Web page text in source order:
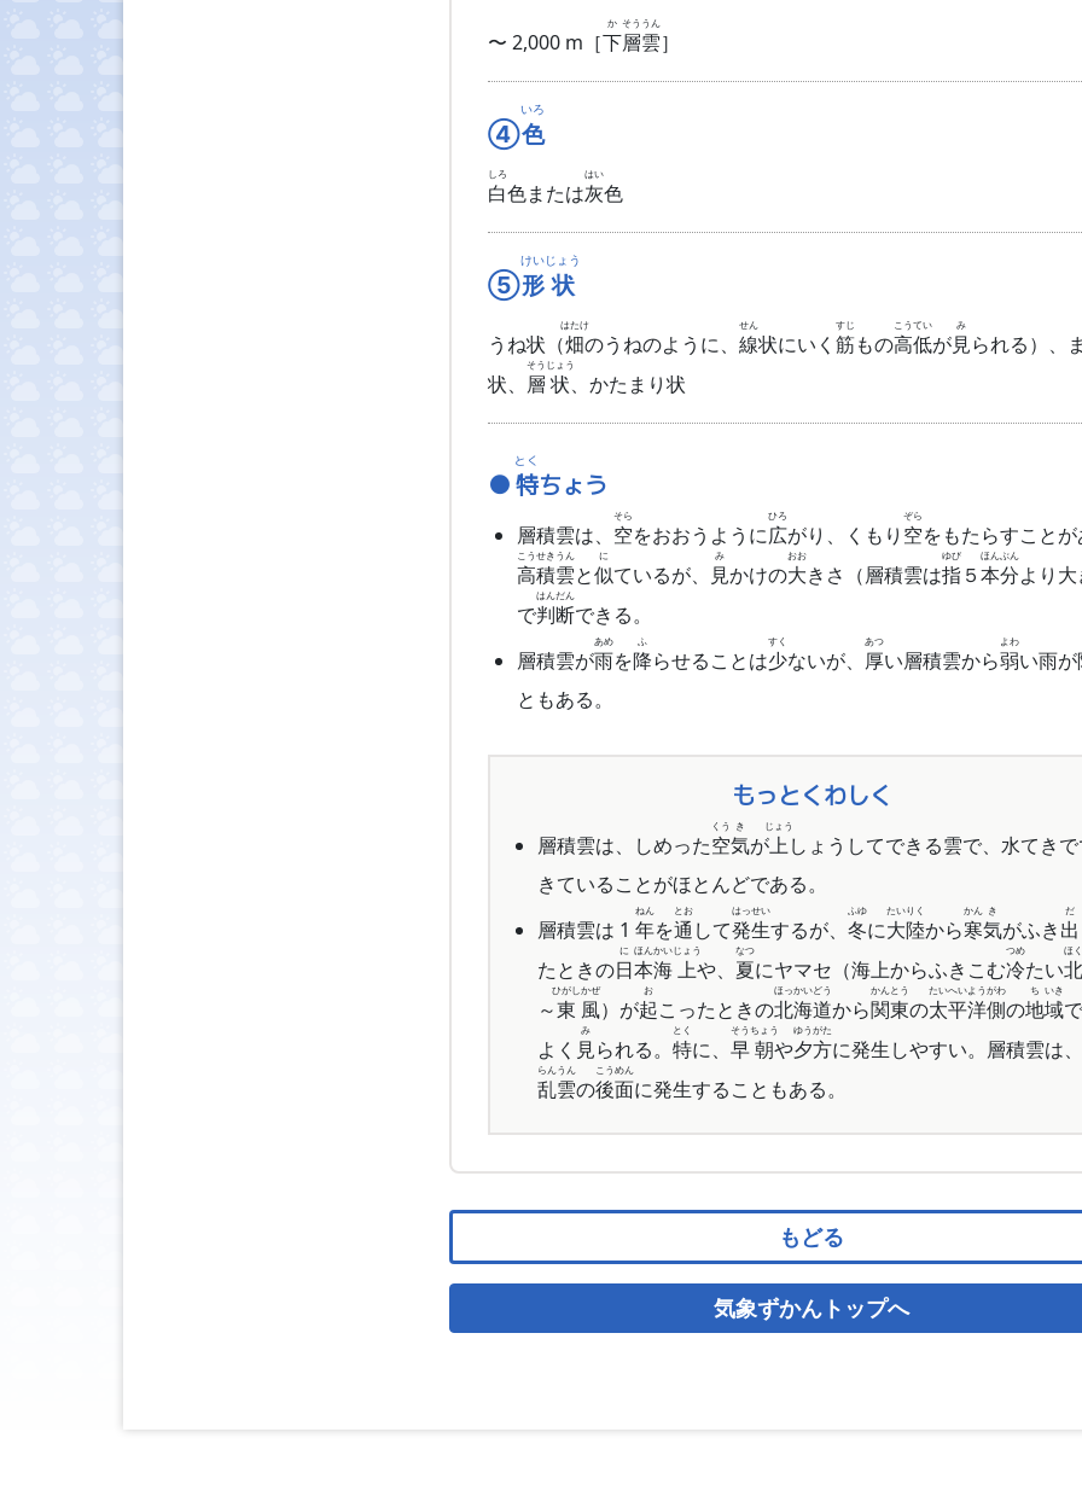
〜 2,000 m［下
か
層
そう
雲
うん
］
④色
いろ
白
しろ
色または灰
はい
色
⑤形
けい
状
じょう
うね状（畑
はたけ
のうねのように、 線
せん
状にいく 筋
すじ
もの高
こう
低
てい
が見
み
られる）、
状、 層
そう
状
じょう
、かたまり状
特
とく
ちょう
層積雲は、 空
そら
をおおうように広
ひろ
がり、くもり 空
ぞら
をもたらすこと
高
こう
積
せき
雲
うん
と似
に
ているが、 見
み
かけの大
おお
きさ（層積雲は指
ゆび
５本
ほん
分
ぶん
より
で判
はん
断
だん
できる。
層積雲が雨
あめ
を降
ふ
らせることは少
すく
ないが、 厚
あつ
い層積雲から弱
よわ
い雨
ともある。
もっとくわしく
層積雲は、しめった空
くう
気
き
が上
じょう
しょうしてできる雲で、水てき
きていることがほとんどである。
層積雲は 1 年
ねん
を通
とお
して発
はっ
生
せい
するが、 冬
ふゆ
に大
たい
陸
りく
から寒
かん
気
き
がふき出
だ
たときの日
に
本
ほん
海
かい
上
じょう
や、 夏
なつ
にヤマセ（海上からふきこむ冷
つめ
たい北
ほく
～東
ひがし
風
かぜ
）が起
お
こったときの北
ほっ
海
かい
道
どう
から関
かん
東
とう
の太
たい
平
へい
洋
よう
側
がわ
の地
ち
域
いき
よく 見
み
られる。 特
とく
に、 早
そう
朝
ちょう
や夕
ゆう
方
がた
に発生しやすい。層積雲は、
乱
らん
雲
うん
の後
こう
面
めん
に発生することもある。
もどる
気象ずかんトップへ